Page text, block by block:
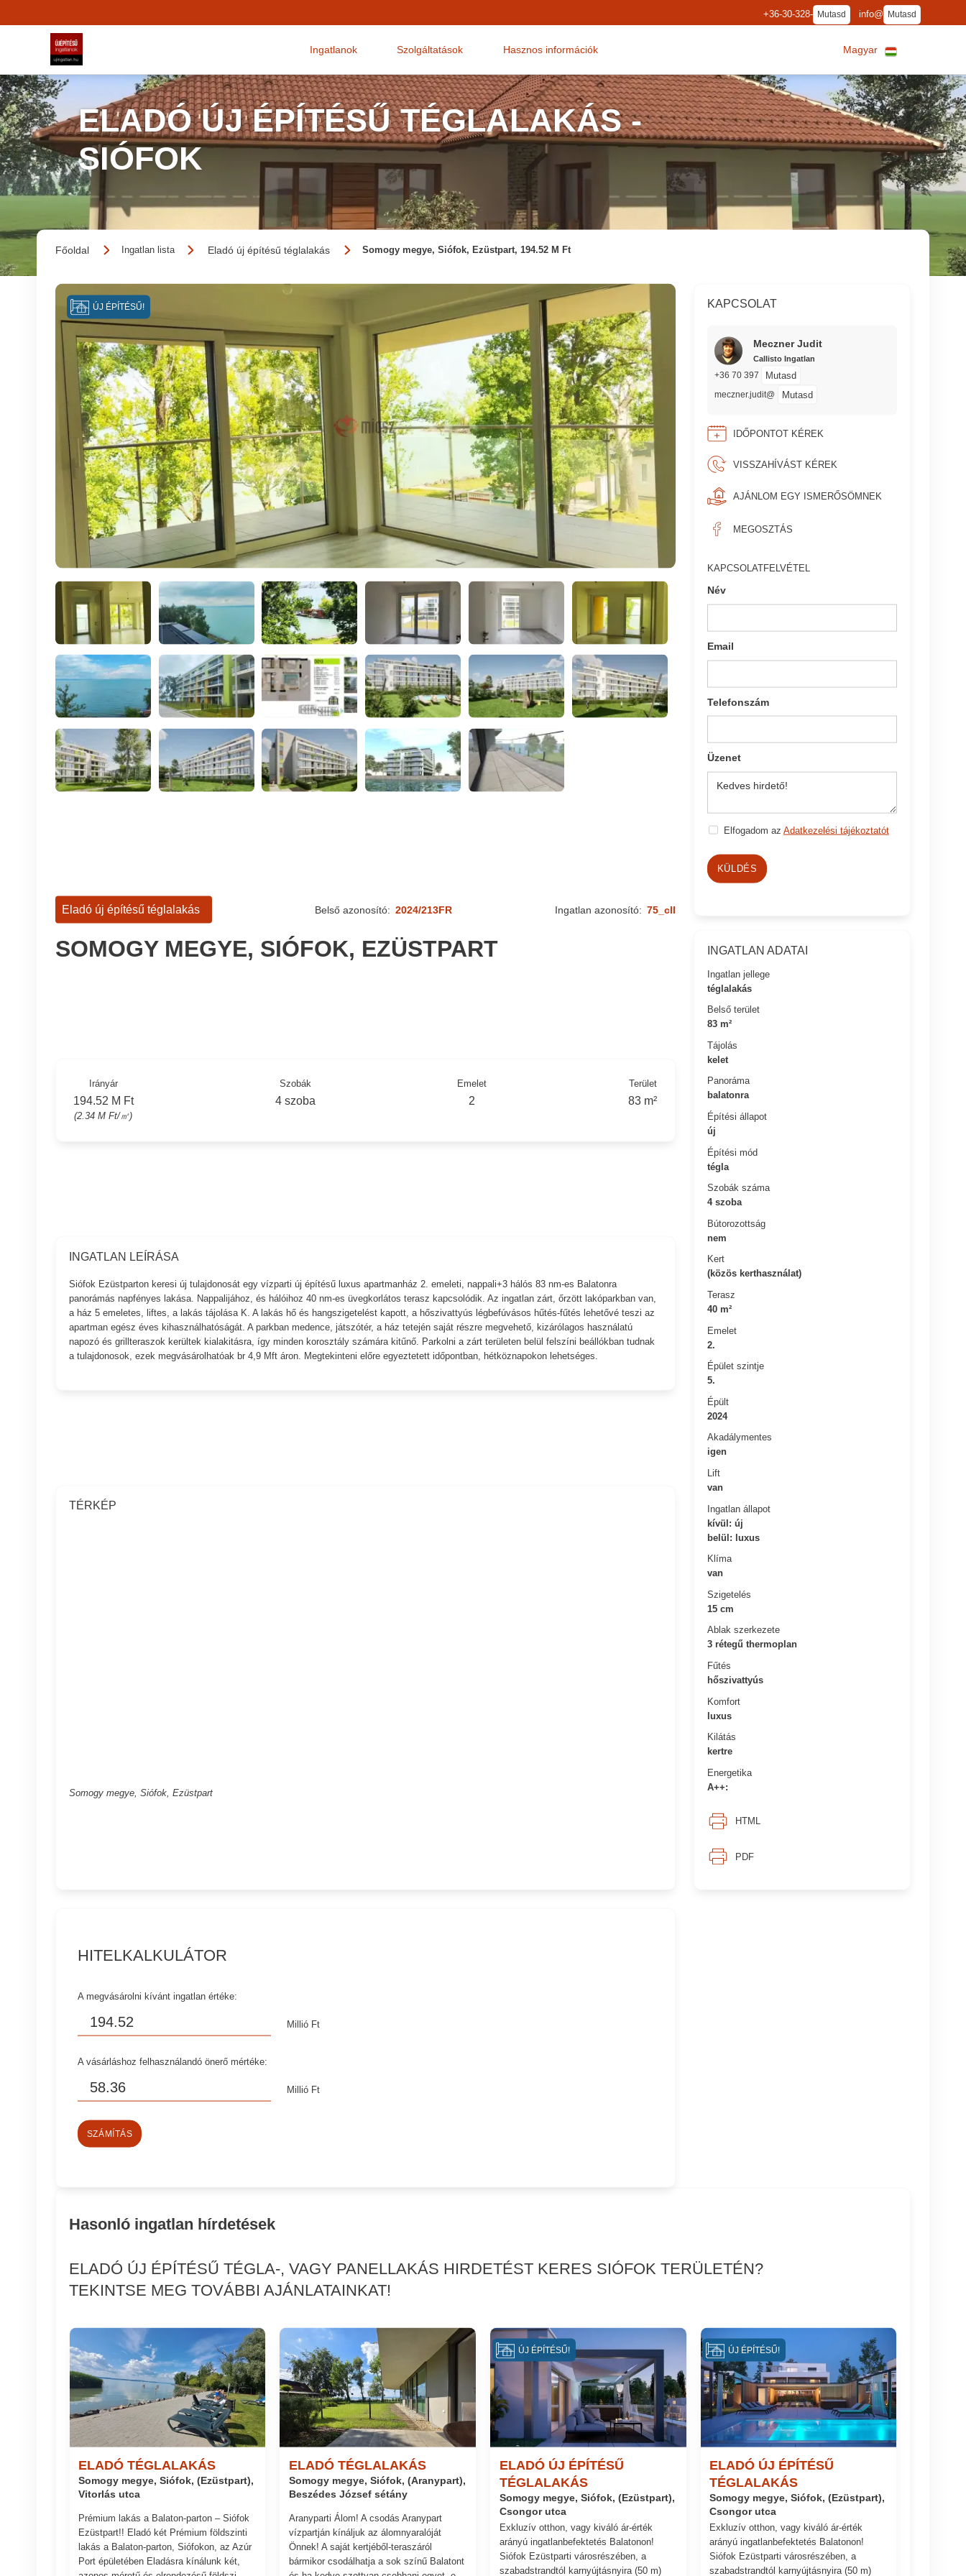
+36-30-328- Mutasd info@ Mutasd
Ingatlanok Szolgáltatások Hasznos információk Magyar
ELADÓ ÚJ ÉPÍTÉSŰ TÉGLALAKÁS -
SIÓFOK
Főoldal Ingatlan lista Eladó új építésű téglalakás Somogy megye, Siófok, Ezüstpart, 194.52 M Ft
ÚJ ÉPÍTÉSŰ! KAPCSOLAT
Meczner Judit
Callisto Ingatlan
+36 70 397 Mutasd
meczner.judit@ Mutasd
IDŐPONTOT KÉREK
VISSZAHÍVÁST KÉREK
AJÁNLOM EGY ISMERŐSÖMNEK
MEGOSZTÁS
KAPCSOLATFELVÉTEL
Név
Email
Telefonszám
Üzenet
Elfogadom az Adatkezelési tájékoztatót
KÜLDÉS
INGATLAN ADATAI
Ingatlan jellege
téglalakás
Belső terület
83 m²
Tájolás
kelet
Panoráma
balatonra
Építési állapot
új
Építési mód
tégla
Szobák száma
4 szoba
Bútorozottság
nem
Kert
(közös kerthasználat)
Terasz
40 m²
Emelet
2.
Épület szintje
5.
Épült
2024
Akadálymentes
igen
Lift
van
Ingatlan állapot
kívül: új
belül: luxus
Klíma
van
Szigetelés
15 cm
Ablak szerkezete
3 rétegű thermoplan
Fűtés
hőszivattyús
Komfort
luxus
Kilátás
kertre
Energetika
A++:
HTML
PDF
Eladó új építésű téglalakás Belső azonosító: 2024/213FR Ingatlan azonosító: 75_cll
SOMOGY MEGYE, SIÓFOK, EZÜSTPART
Irányár
194.52 M Ft
(2.34 M Ft/㎡)
Szobák
4 szoba
Emelet
2
Terület
83 m²
INGATLAN LEÍRÁSA
Siófok Ezüstparton keresi új tulajdonosát egy vízparti új építésű luxus apartmanház 2. emeleti, nappali+3 hálós 83 nm-es Balatonra
panorámás napfényes lakása. Nappalijához, és hálóihoz 40 nm-es üvegkorlátos terasz kapcsolódik. Az ingatlan zárt, őrzött lakóparkban van,
a ház 5 emeletes, liftes, a lakás tájolása K. A lakás hő és hangszigetelést kapott, a hőszivattyús légbefúvásos hűtés-fűtés lehetővé teszi az
apartman egész éves kihasználhatóságát. A parkban medence, játszótér, a ház tetején saját részre megvehető, kizárólagos használatú
napozó és grillteraszok kerültek kialakitásra, így minden korosztály számára kitűnő. Parkolni a zárt területen belül felszíni beállókban tudnak
a tulajdonosok, ezek megvásárolhatóak br 4,9 Mft áron. Megtekinteni előre egyeztetett időpontban, hétköznapokon lehetséges.
TÉRKÉP
Somogy megye, Siófok, Ezüstpart
HITELKALKULÁTOR
A megvásárolni kívánt ingatlan értéke:
Millió Ft
A vásárláshoz felhasználandó önerő mértéke:
Millió Ft
SZÁMÍTÁS
Hasonló ingatlan hírdetések
ELADÓ ÚJ ÉPÍTÉSŰ TÉGLA-, VAGY PANELLAKÁS HIRDETÉST KERES SIÓFOK TERÜLETÉN?
TEKINTSE MEG TOVÁBBI AJÁNLATAINKAT!
ELADÓ TÉGLALAKÁS
Somogy megye, Siófok, (Ezüstpart),
Vitorlás utca
Prémium lakás a Balaton-parton – Siófok
Ezüstpart!! Eladó két Prémium földszinti
lakás a Balaton-parton, Siófokon, az Azúr
Port épületében Eladásra kínálunk két,
ELADÓ TÉGLALAKÁS
Somogy megye, Siófok, (Aranypart),
Beszédes József sétány
Aranyparti Álom! A csodás Aranypart
vízpartján kínáljuk az álomnyaralóját
Önnek! A saját kertjéből-teraszáról
bármikor csodálhatja a sok színű Balatont
ELADÓ ÚJ ÉPÍTÉSŰ
TÉGLALAKÁS
Somogy megye, Siófok, (Ezüstpart),
Csongor utca
Exkluzív otthon, vagy kiváló ár-érték
arányú ingatlanbefektetés Balatonon!
Siófok Ezüstparti városrészében, a
szabadstrandtól karnyújtásnyira (50 m)
ÚJ ÉPÍTÉSŰ!
ELADÓ ÚJ ÉPÍTÉSŰ
TÉGLALAKÁS
Somogy megye, Siófok, (Ezüstpart),
Csongor utca
Exkluzív otthon, vagy kiváló ár-érték
arányú ingatlanbefektetés Balatonon!
Siófok Ezüstparti városrészében, a
szabadstrandtól karnyújtásnyira (50 m)
ÚJ ÉPÍTÉSŰ!